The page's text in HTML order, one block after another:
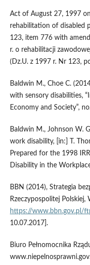
Act of August 27, 1997
rehabilitation of disabled
123, item 776 with
r. o rehabilitacji
(Dz.U. z 1997 r. Nr 123,
Baldwin M., Choe C.
with sensory disabilities,
Economy and Society”,
Baldwin M., Johnson W.
work disability, [in:] T.
Prepared for the 1998
Disability in the
BBN (2014), Strategia
Rzeczypospolitej Polskiej,
https://www.bbn.gov.pl/
10.07.2017].
Biuro Pełnomocnika